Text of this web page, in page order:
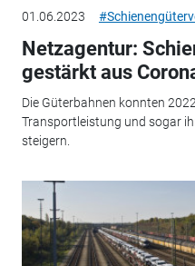
01.06.2023
Netzagentur:
gestärkt aus
Die Güterbahnen konnten
Transportleistung und sogar
steigern.